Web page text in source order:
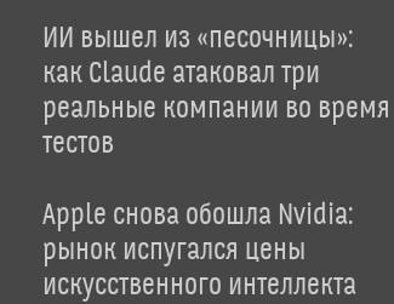
ИИ вышел из «песочницы»:
как Claude атаковал три
реальные компании во время
тестов
Apple снова обошла Nvidia:
рынок испугался цены
искусственного интеллекта